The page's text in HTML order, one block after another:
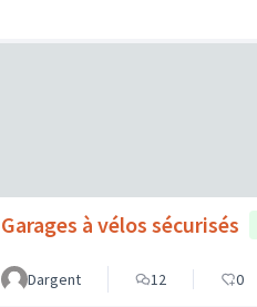
Garages à vélos sécurisés
Dargent 12 0